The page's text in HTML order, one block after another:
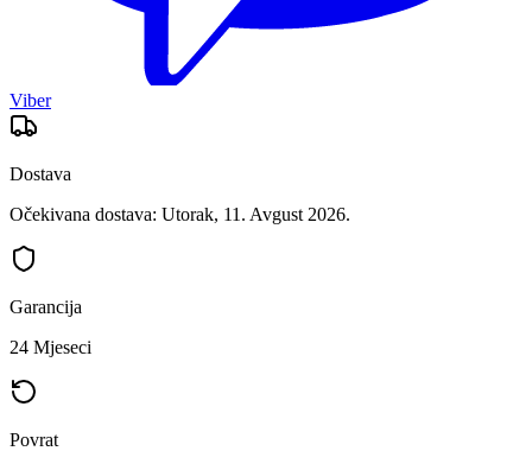
Viber
Dostava
Očekivana dostava: Utorak, 11. Avgust 2026.
Garancija
24 Mjeseci
Povrat